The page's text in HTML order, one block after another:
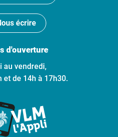
écrire
d'ouverture
au vendredi,
et de 14h à 17h30.